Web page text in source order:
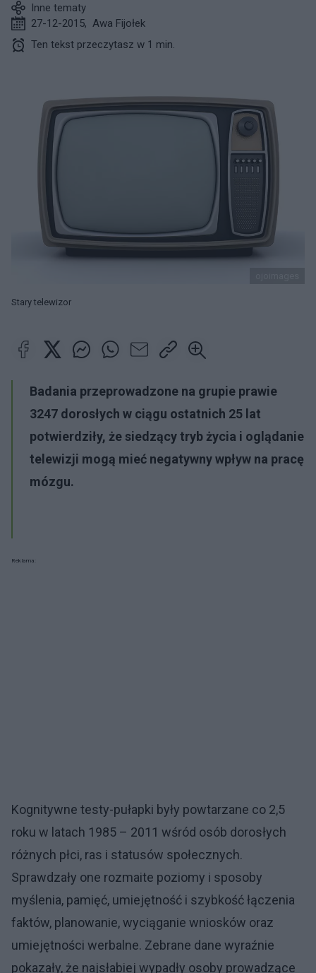
Inne tematy
27-12-2015, Awa Fijołek
Ten tekst przeczytasz w 1 min.
Stary telewizor
Badania przeprowadzone na grupie prawie
3247 dorosłych w ciągu ostatnich 25 lat
potwierdziły, że siedzący tryb życia i oglądanie
telewizji mogą mieć negatywny wpływ na pracę
mózgu.
Reklama:
Kognitywne testy-pułapki były powtarzane co 2,5
roku w latach 1985 – 2011 wśród osób dorosłych
różnych płci, ras i statusów społecznych.
Sprawdzały one rozmaite poziomy i sposoby
myślenia, pamięć, umiejętność i szybkość łączenia
faktów, planowanie, wyciąganie wniosków oraz
umiejętności werbalne. Zebrane dane wyraźnie
pokazały, że najsłabiej wypadły osoby prowadzące